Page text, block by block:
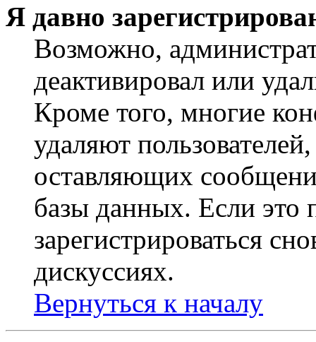
Я давно
Возможно,
деактивировал или
Кроме того, многие
удаляют
оставляющих
базы данных. Если это
зарегистрироваться
дискуссиях.
Вернуться к началу